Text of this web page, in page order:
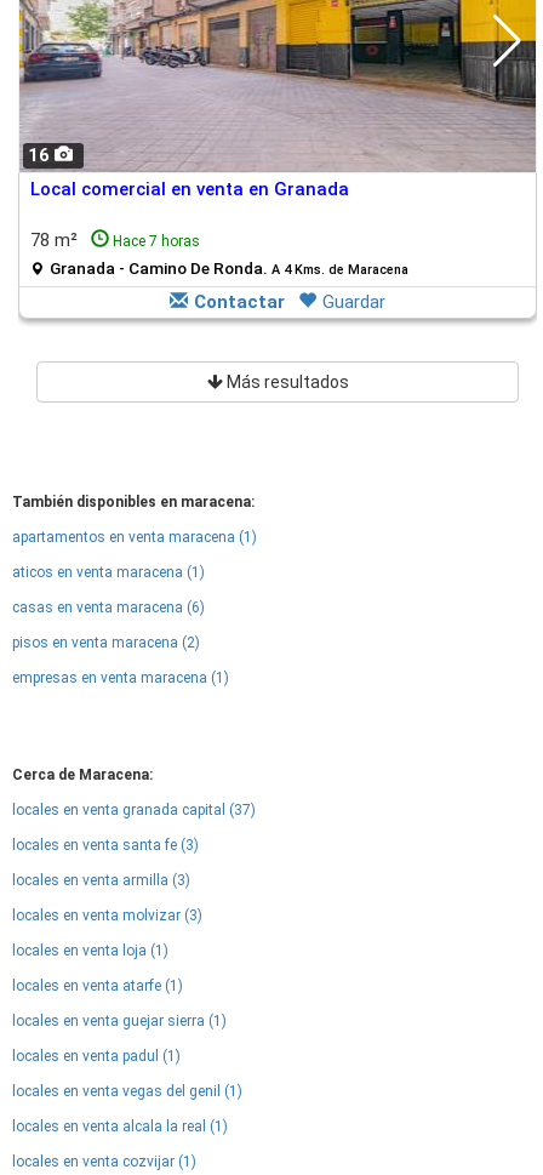
16
Local comercial en venta en Granada
78 m² Hace 7 horas
Granada - Camino De Ronda. A 4 Kms. de Maracena
Contactar Guardar
Más resultados
También disponibles en maracena:
apartamentos en venta maracena (1)
aticos en venta maracena (1)
casas en venta maracena (6)
pisos en venta maracena (2)
empresas en venta maracena (1)
Cerca de Maracena:
locales en venta granada capital (37)
locales en venta santa fe (3)
locales en venta armilla (3)
locales en venta molvizar (3)
locales en venta loja (1)
locales en venta atarfe (1)
locales en venta guejar sierra (1)
locales en venta padul (1)
locales en venta vegas del genil (1)
locales en venta alcala la real (1)
locales en venta cozvijar (1)